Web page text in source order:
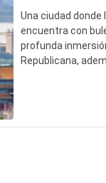
Una ciudad
encuentra con
profunda
Republicana,